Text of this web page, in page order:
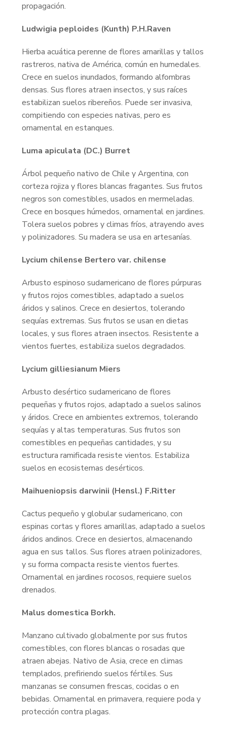
propagación.
Ludwigia peploides (Kunth) P.H.Raven
Hierba acuática perenne de flores amarillas y tallos
rastreros, nativa de América, común en humedales.
Crece en suelos inundados, formando alfombras
densas. Sus flores atraen insectos, y sus raíces
estabilizan suelos ribereños. Puede ser invasiva,
compitiendo con especies nativas, pero es
ornamental en estanques.
Luma apiculata (DC.) Burret
Árbol pequeño nativo de Chile y Argentina, con
corteza rojiza y flores blancas fragantes. Sus frutos
negros son comestibles, usados en mermeladas.
Crece en bosques húmedos, ornamental en jardines.
Tolera suelos pobres y climas fríos, atrayendo aves
y polinizadores. Su madera se usa en artesanías.
Lycium chilense Bertero var. chilense
Arbusto espinoso sudamericano de flores púrpuras
y frutos rojos comestibles, adaptado a suelos
áridos y salinos. Crece en desiertos, tolerando
sequías extremas. Sus frutos se usan en dietas
locales, y sus flores atraen insectos. Resistente a
vientos fuertes, estabiliza suelos degradados.
Lycium gilliesianum Miers
Arbusto desértico sudamericano de flores
pequeñas y frutos rojos, adaptado a suelos salinos
y áridos. Crece en ambientes extremos, tolerando
sequías y altas temperaturas. Sus frutos son
comestibles en pequeñas cantidades, y su
estructura ramificada resiste vientos. Estabiliza
suelos en ecosistemas desérticos.
Maihueniopsis darwinii (Hensl.) F.Ritter
Cactus pequeño y globular sudamericano, con
espinas cortas y flores amarillas, adaptado a suelos
áridos andinos. Crece en desiertos, almacenando
agua en sus tallos. Sus flores atraen polinizadores,
y su forma compacta resiste vientos fuertes.
Ornamental en jardines rocosos, requiere suelos
drenados.
Malus domestica Borkh.
Manzano cultivado globalmente por sus frutos
comestibles, con flores blancas o rosadas que
atraen abejas. Nativo de Asia, crece en climas
templados, prefiriendo suelos fértiles. Sus
manzanas se consumen frescas, cocidas o en
bebidas. Ornamental en primavera, requiere poda y
protección contra plagas.